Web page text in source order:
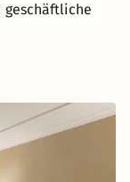
geschäftliche